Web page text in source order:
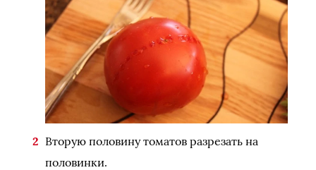
Вторую половину томатов разрезать на
половинки.